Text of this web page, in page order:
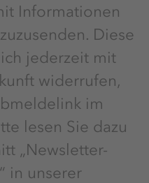
Informationen
Diese
jederzeit mit
widerrufen,
im
lesen Sie dazu
„Newsletter-
in unserer